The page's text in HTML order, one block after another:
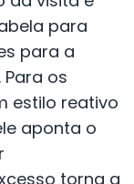
para
para a
os
estilo reativo
aponta o
torna a